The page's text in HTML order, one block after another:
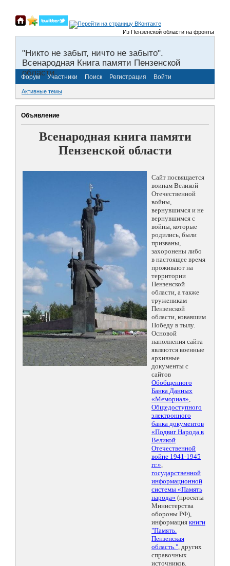
Из Пензенской области на фронты
"Никто не забыт, ничто не забыто".
Всенародная Книга памяти Пензенской
области.
Форум Участники Поиск Регистрация Войти
Активные темы
Объявление
Всенародная книга памяти
Пензенской области
Сайт посвящается
воинам Великой
Отечественной
войны,
вернувшимся и не
вернувшимся с
войны, которые
родились, были
призваны,
захоронены либо
в настоящее время
проживают на
территории
Пензенской
области, а также
труженикам
Пензенской
области, ковавшим
Победу в тылу.
Основой
наполнения сайта
являются военные
архивные
документы с
сайтов
Обобщенного
Банка Данных
«Мемориал»,
Общедоступного
электронного
банка документов
«Подвиг Народа в
Великой
Отечественной
войне 1941-1945
гг.»,
государственной
информационной
системы «Память
народа» (проекты
Министерства
обороны РФ),
информация книги
"Память.
Пензенская
область.", других
справочных
источников.